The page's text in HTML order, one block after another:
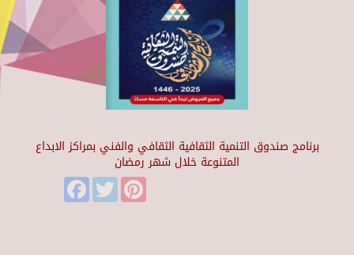
برنامج صندوق التنمية الثقافية الثقافي والفني بمراكز الابداع
المتنوعة خلال شهر رمضان
FacebookTwitter